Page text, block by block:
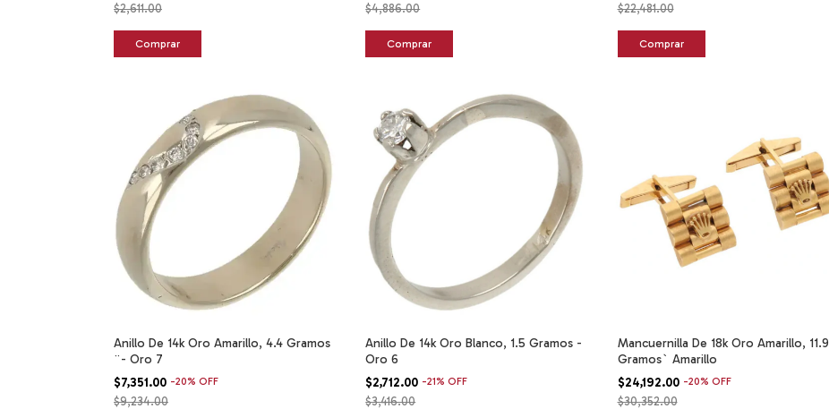
$2,611.00 $4,886.00 $22,481.00
Anillo De 14k Oro Amarillo, 4.4 Gramos
¨- Oro 7
$7,351.00 -20% OFF
$9,234.00
Anillo De 14k Oro Blanco, 1.5 Gramos -
Oro 6
$2,712.00 -21%OFF
$3,416.00
Mancuernilla De 18k Oro Amarillo, 11.9
Gramos` Amarillo
$24,192.00 -20% OFF
$30,352.00